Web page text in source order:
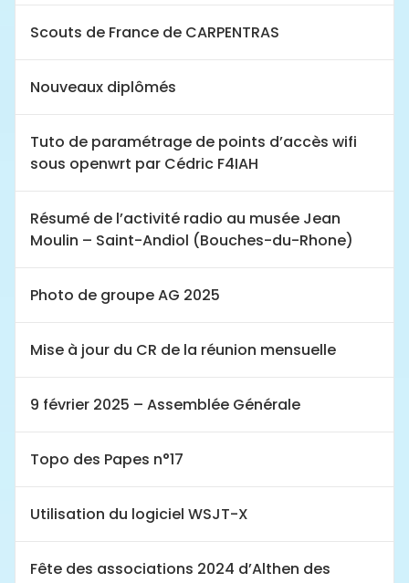
Scouts de France de CARPENTRAS
Nouveaux diplômés
Tuto de paramétrage de points d’accès wifi
sous openwrt par Cédric F4IAH
Résumé de l’activité radio au musée Jean
Moulin – Saint-Andiol (Bouches-du-Rhone)
Photo de groupe AG 2025
Mise à jour du CR de la réunion mensuelle
9 février 2025 – Assemblée Générale
Topo des Papes n°17
Utilisation du logiciel WSJT-X
Fête des associations 2024 d’Althen des